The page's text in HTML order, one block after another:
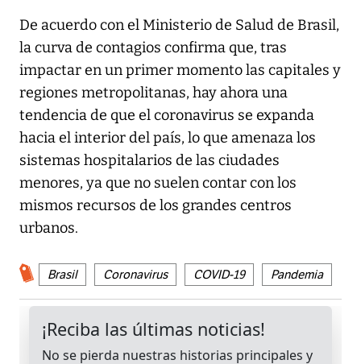
De acuerdo con el Ministerio de Salud de Brasil,
la curva de contagios confirma que, tras
impactar en un primer momento las capitales y
regiones metropolitanas, hay ahora una
tendencia de que el coronavirus se expanda
hacia el interior del país, lo que amenaza los
sistemas hospitalarios de las ciudades
menores, ya que no suelen contar con los
mismos recursos de los grandes centros
urbanos.
Brasil Coronavirus COVID-19 Pandemia